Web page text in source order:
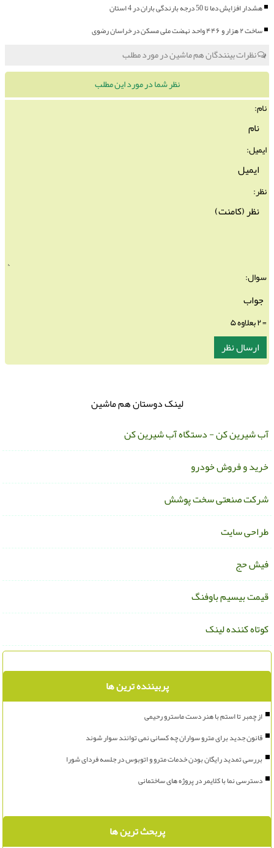
هشدار افزایش دما تا 50 درجه بارندگی باران در 4 استان
ساخت ۲ هزار و ۴۴۶ واحد نهضت ملی مسکن در خراسان رضوی
نظرات بینندگان هم ماشین در مورد مطلب
نظر شما در مورد این مطلب
نام:
ایمیل:
نظر:
سوال:
لینک دوستان هم ماشین
شیرین کن - دستگاه آب شیرین کن
و فروش خودرو
صنعتی سخت پوشش
سایت
حج
بیسیم باوفنگ
کننده لینک
پربیننده ترین ها
از چمبر تا استم با هنر دست ماسترو رحیمی
قانون جدید برای مترو سواران چه کسانی نمی توانند سوار شوند
بررسی تمدید رایگان بودن خدمات مترو و اتوبوس در جلسه فردای شورا
دسترسی نما با کلایمر در پروژه های ساختمانی
پربحث ترین ها